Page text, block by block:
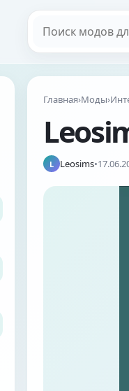
Главная›Моды›
L Leosims•